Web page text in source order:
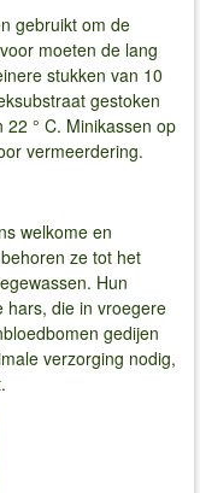
gebruikt om de
moeten de lang
stukken van 10
gestoken
° C. Minikassen op
vermeerdering.
welkome en
ze tot het
Hun
hars, die in vroegere
gedijen
verzorging nodig,